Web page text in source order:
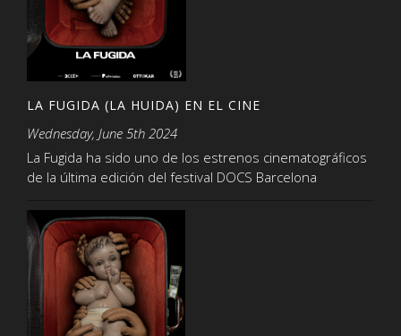
LA FUGIDA (LA HUIDA) EN EL CINE
Wednesday, June 5th 2024
La Fugida ha sido uno de los estrenos cinematográficos
de la última edición del festival DOCS Barcelona